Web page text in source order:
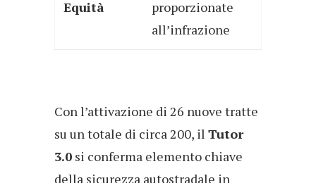
Equità
proporzionate
all’infrazione
Con l’attivazione di 26 nuove tratte
su un totale di circa 200, il Tutor
3.0 si conferma elemento chiave
della sicurezza autostradale in